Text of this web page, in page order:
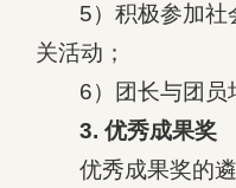
5）积极参加社
关活动；
6）团长与团员
3. 优秀成果奖
优秀成果奖的